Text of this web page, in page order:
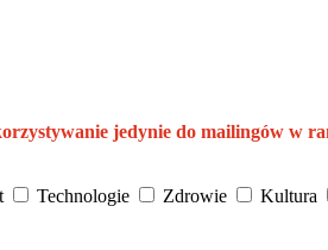
jedynie do mailingów w
Technologie Zdrowie Kultura